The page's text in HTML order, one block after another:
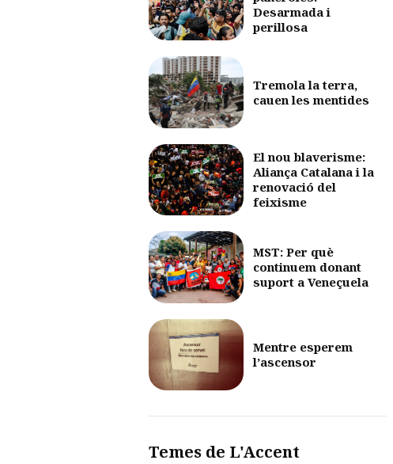
Desarmada i
perillosa
Tremola la terra,
cauen les mentides
El nou blaverisme:
Aliança Catalana i la
renovació del
feixisme
MST: Per què
continuem donant
suport a Veneçuela
Mentre esperem
l’ascensor
Temes de L'Accent